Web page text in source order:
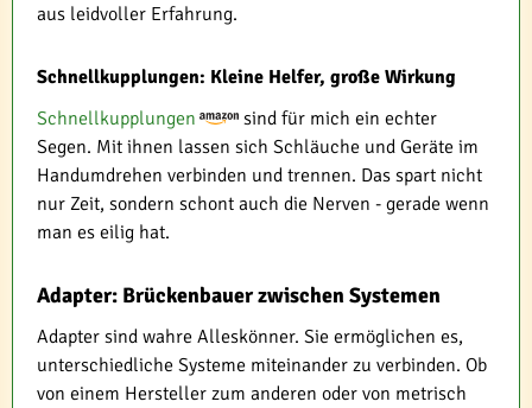
aus leidvoller Erfahrung.
Schnellkupplungen: Kleine Helfer, große Wirkung
Schnellkupplungen
sind für mich ein echter
Segen. Mit ihnen lassen sich Schläuche und Geräte im
Handumdrehen verbinden und trennen. Das spart nicht
nur Zeit, sondern schont auch die Nerven - gerade wenn
man es eilig hat.
Adapter: Brückenbauer zwischen Systemen
Adapter sind wahre Alleskönner. Sie ermöglichen es,
unterschiedliche Systeme miteinander zu verbinden. Ob
von einem Hersteller zum anderen oder von metrisch